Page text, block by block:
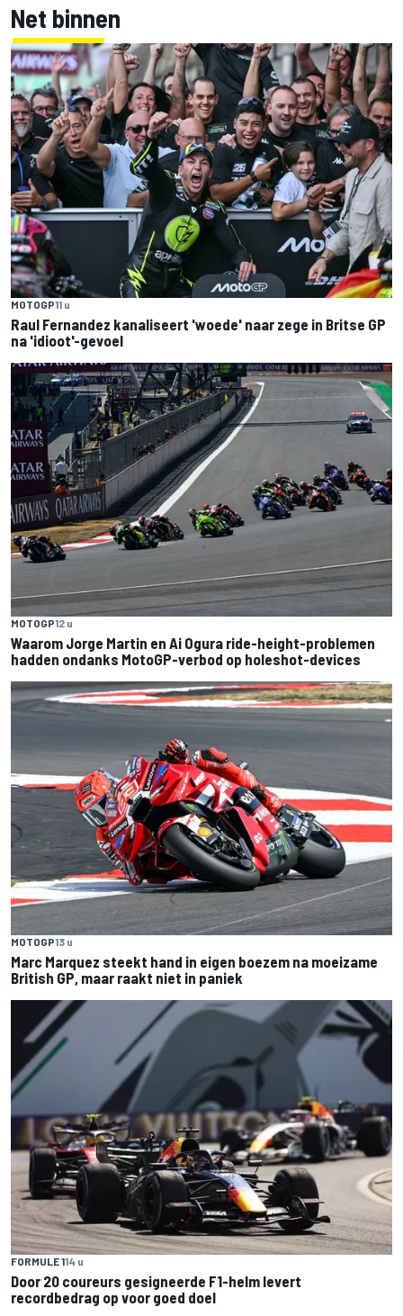
Net binnen
MOTOGP11 u
Raul Fernandez kanaliseert 'woede' naar zege in Britse GP
na 'idioot'-gevoel
MOTOGP12 u
Waarom Jorge Martin en Ai Ogura ride-height-problemen
hadden ondanks MotoGP-verbod op holeshot-devices
MOTOGP13 u
Marc Marquez steekt hand in eigen boezem na moeizame
British GP, maar raakt niet in paniek
FORMULE 114 u
Door 20 coureurs gesigneerde F1-helm levert
recordbedrag op voor goed doel